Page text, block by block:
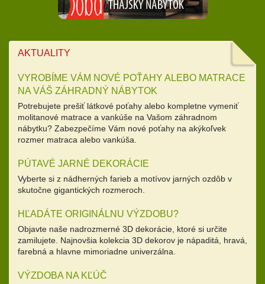
AKTUALITY
VYROBÍME VÁM NOVÉ POŤAHY ALEBO MATRACE
NA VÁŠ ZÁHRADNÝ NÁBYTOK
Potrebujete prešiť látkové poťahy alebo kompletne vymeniť
molitanové matrace a vankúše na Vašom záhradnom
nábytku? Zabezpečíme Vám nové poťahy na akýkoľvek
rozmer matraca alebo vankúša.
PÚTAVÉ JARNÉ DEKORÁCIE
Vyberte si z nádherných farieb a motívov jarných ozdôb v
skutočne gigantických rozmeroch.
HĽADÁTE ORIGINÁLNU VÝZDOBU?
Objavte naše nadrozmerné 3D dekorácie, ktoré si určite
zamilujete. Najnovšia kolekcia 3D dekorov je nápaditá, hravá,
farebná a hlavne mimoriadne univerzálna.
VÝZDOBA NA KĽÚČ